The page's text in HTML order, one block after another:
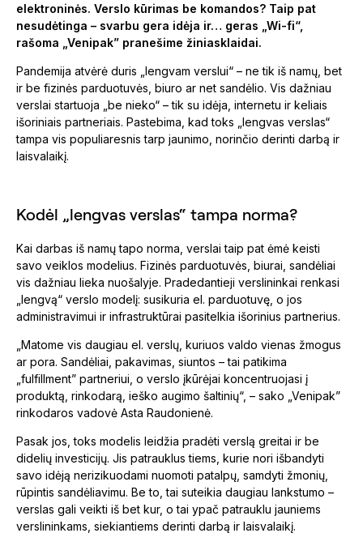
elektroninės. Verslo kūrimas be komandos? Taip pat
nesudėtinga – svarbu gera idėja ir… geras „Wi-fi“,
rašoma „Venipak” pranešime žiniasklaidai.
Pandemija atvėrė duris „lengvam verslui“ – ne tik iš namų, bet
ir be fizinės parduotuvės, biuro ar net sandėlio. Vis dažniau
verslai startuoja „be nieko“ – tik su idėja, internetu ir keliais
išoriniais partneriais. Pastebima, kad toks „lengvas verslas“
tampa vis populiaresnis tarp jaunimo, norinčio derinti darbą ir
laisvalaikį.
Kodėl „lengvas verslas“ tampa norma?
Kai darbas iš namų tapo norma, verslai taip pat ėmė keisti
savo veiklos modelius. Fizinės parduotuvės, biurai, sandėliai
vis dažniau lieka nuošalyje. Pradedantieji verslininkai renkasi
„lengvą“ verslo modelį: susikuria el. parduotuvę, o jos
administravimui ir infrastruktūrai pasitelkia išorinius partnerius.
„Matome vis daugiau el. verslų, kuriuos valdo vienas žmogus
ar pora. Sandėliai, pakavimas, siuntos – tai patikima
„fulfillment” partneriui, o verslo įkūrėjai koncentruojasi į
produktą, rinkodarą, ieško augimo šaltinių“, – sako „Venipak”
rinkodaros vadovė Asta Raudonienė.
Pasak jos, toks modelis leidžia pradėti verslą greitai ir be
didelių investicijų. Jis patrauklus tiems, kurie nori išbandyti
savo idėją nerizikuodami nuomoti patalpų, samdyti žmonių,
rūpintis sandėliavimu. Be to, tai suteikia daugiau lankstumo –
verslas gali veikti iš bet kur, o tai ypač patrauklu jauniems
verslininkams, siekiantiems derinti darbą ir laisvalaikį.